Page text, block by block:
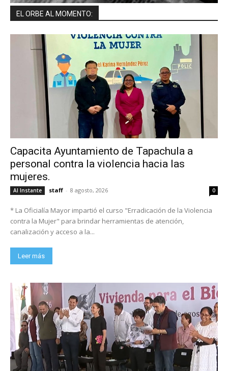
EL ORBE AL MOMENTO:
Capacita Ayuntamiento de Tapachula a
personal contra la violencia hacia las
mujeres.
Al Instante staff - 8 agosto, 2026 0
* La Oficialía Mayor impartió el curso "Erradicación de la Violencia
contra la Mujer" para brindar herramientas de atención,
canalización y acceso a la...
Leer más